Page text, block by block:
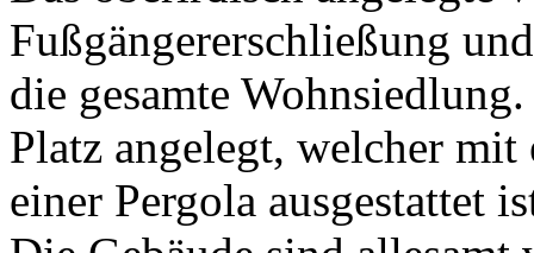
Fußgängererschließung
die gesamte
Platz angelegt, welcher
einer Pergola ausgestattet